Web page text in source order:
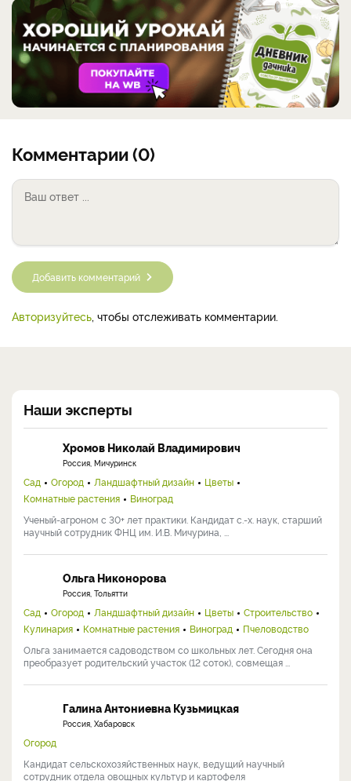
Комментарии (0)
Добавить комментарий
Авторизуйтесь , чтобы отслеживать комментарии.
Наши эксперты
Хромов Николай Владимирович
Россия, Мичуринск
Сад Огород Ландшафтный дизайн
Цветы
Комнатные растения
Виноград
Ученый-агроном с 30+ лет практики. Кандидат с.-х. наук, старший
научный сотрудник ФНЦ им. И.В. Мичурина, ...
Ольга Никонорова
Россия, Тольятти
Сад Огород Ландшафтный дизайн Цветы
Строительство
Кулинария
Комнатные растения Виноград
Пчеловодство
Ольга занимается садоводством со школьных лет. Сегодня она
преобразует родительский участок (12 соток), совмещая ...
Галина Антониевна Кузьмицкая
Россия, Хабаровск
Огород
Кандидат сельскохозяйственных наук, ведущий научный
сотрудник отдела овощных культур и картофеля